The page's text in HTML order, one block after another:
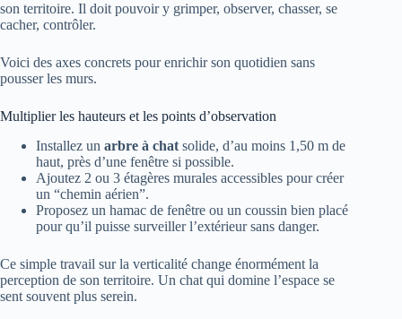
son territoire. Il doit pouvoir y grimper, observer, chasser, se
cacher, contrôler.
Voici des axes concrets pour enrichir son quotidien sans
pousser les murs.
Multiplier les hauteurs et les points d’observation
Installez un arbre à chat solide, d’au moins 1,50 m de
haut, près d’une fenêtre si possible.
Ajoutez 2 ou 3 étagères murales accessibles pour créer
un “chemin aérien”.
Proposez un hamac de fenêtre ou un coussin bien placé
pour qu’il puisse surveiller l’extérieur sans danger.
Ce simple travail sur la verticalité change énormément la
perception de son territoire. Un chat qui domine l’espace se
sent souvent plus serein.